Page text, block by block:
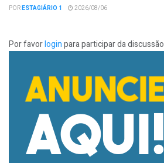
PORESTAGIÁRIO 1 2026/08/06
Por favorloginpara participar da discussão